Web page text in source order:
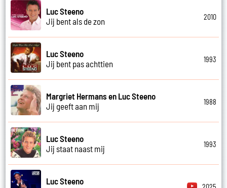
Luc Steeno
Jij bent als de zon
2010
Luc Steeno
Jij bent pas achttien
1993
Margriet Hermans en Luc Steeno
Jij geeft aan mij
1988
Luc Steeno
Jij staat naast mij
1993
Luc Steeno